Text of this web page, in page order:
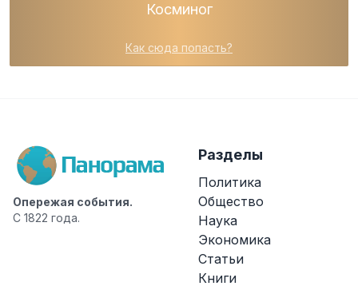
Косминог
Как сюда попасть?
Опережая события.
С 1822 года.
Разделы
Политика
Общество
Наука
Экономика
Статьи
Книги